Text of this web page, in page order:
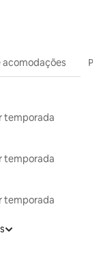
temporada
temporada
temporada